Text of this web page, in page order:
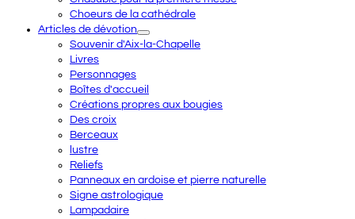
Choeurs de la cathédrale
Articles de dévotion
Souvenir d'Aix-la-Chapelle
Livres
Personnages
Boîtes d'accueil
Créations propres aux bougies
Des croix
Berceaux
lustre
Reliefs
Panneaux en ardoise et pierre naturelle
Signe astrologique
Lampadaire